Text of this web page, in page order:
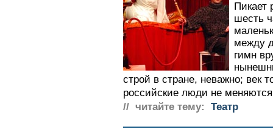
Пикает
шесть
между
гимн
строй в стране, неважно; век
российские люди не
// читайте тему:
Театр